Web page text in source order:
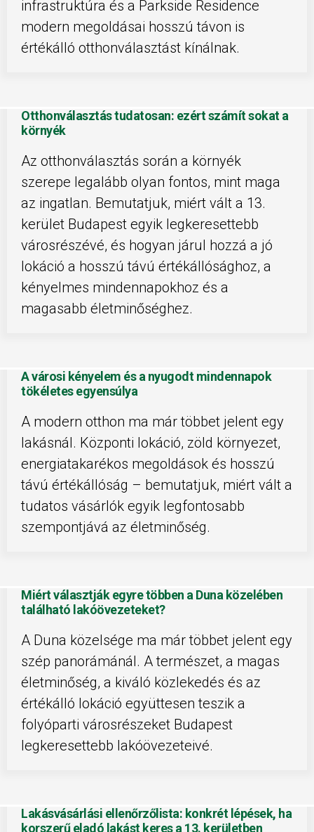
infrastruktúra és a Parkside Residence
modern megoldásai hosszú távon is
értékálló otthonválasztást kínálnak.
Otthonválasztás tudatosan: ezért számít sokat a
környék
Az otthonválasztás során a környék
szerepe legalább olyan fontos, mint maga
az ingatlan. Bemutatjuk, miért vált a 13.
kerület Budapest egyik legkeresettebb
városrészévé, és hogyan járul hozzá a jó
lokáció a hosszú távú értékállósághoz, a
kényelmes mindennapokhoz és a
magasabb életminőséghez.
A városi kényelem és a nyugodt mindennapok
tökéletes egyensúlya
A modern otthon ma már többet jelent egy
lakásnál. Központi lokáció, zöld környezet,
energiatakarékos megoldások és hosszú
távú értékállóság – bemutatjuk, miért vált a
tudatos vásárlók egyik legfontosabb
szempontjává az életminőség.
Miért választják egyre többen a Duna közelében
található lakóövezeteket?
A Duna közelsége ma már többet jelent egy
szép panorámánál. A természet, a magas
életminőség, a kiváló közlekedés és az
értékálló lokáció együttesen teszik a
folyóparti városrészeket Budapest
legkeresettebb lakóövezeteivé.
Lakásvásárlási ellenőrzőlista: konkrét lépések, ha
korszerű eladó lakást keres a 13. kerületben